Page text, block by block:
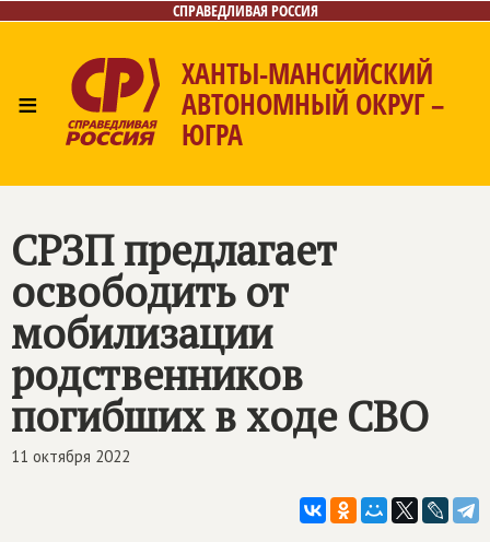
СПРАВЕДЛИВАЯ РОССИЯ
≡
ХАНТЫ-МАНСИЙСКИЙ
АВТОНОМНЫЙ ОКРУГ –
ЮГРА
СРЗП предлагает
освободить от
мобилизации
родственников
погибших в ходе СВО
11 октября 2022